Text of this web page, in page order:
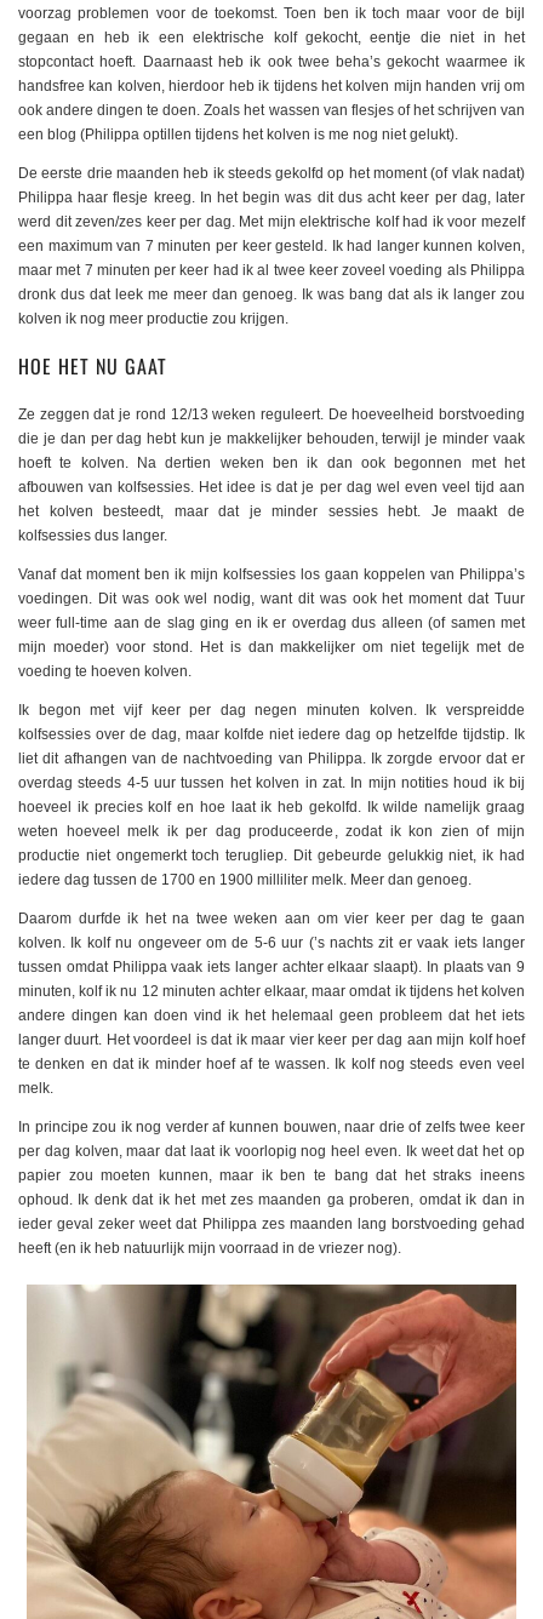
voorzag problemen voor de toekomst. Toen ben ik toch maar voor de bijl
gegaan en heb ik een elektrische kolf gekocht, eentje die niet in het
stopcontact hoeft. Daarnaast heb ik ook twee beha’s gekocht waarmee ik
handsfree kan kolven, hierdoor heb ik tijdens het kolven mijn handen vrij om
ook andere dingen te doen. Zoals het wassen van flesjes of het schrijven van
een blog (Philippa optillen tijdens het kolven is me nog niet gelukt).
De eerste drie maanden heb ik steeds gekolfd op het moment (of vlak nadat)
Philippa haar flesje kreeg. In het begin was dit dus acht keer per dag, later
werd dit zeven/zes keer per dag. Met mijn elektrische kolf had ik voor mezelf
een maximum van 7 minuten per keer gesteld. Ik had langer kunnen kolven,
maar met 7 minuten per keer had ik al twee keer zoveel voeding als Philippa
dronk dus dat leek me meer dan genoeg. Ik was bang dat als ik langer zou
kolven ik nog meer productie zou krijgen.
HOE HET NU GAAT
Ze zeggen dat je rond 12/13 weken reguleert. De hoeveelheid borstvoeding
die je dan per dag hebt kun je makkelijker behouden, terwijl je minder vaak
hoeft te kolven. Na dertien weken ben ik dan ook begonnen met het
afbouwen van kolfsessies. Het idee is dat je per dag wel even veel tijd aan
het kolven besteedt, maar dat je minder sessies hebt. Je maakt de
kolfsessies dus langer.
Vanaf dat moment ben ik mijn kolfsessies los gaan koppelen van Philippa’s
voedingen. Dit was ook wel nodig, want dit was ook het moment dat Tuur
weer full-time aan de slag ging en ik er overdag dus alleen (of samen met
mijn moeder) voor stond. Het is dan makkelijker om niet tegelijk met de
voeding te hoeven kolven.
Ik begon met vijf keer per dag negen minuten kolven. Ik verspreidde
kolfsessies over de dag, maar kolfde niet iedere dag op hetzelfde tijdstip. Ik
liet dit afhangen van de nachtvoeding van Philippa. Ik zorgde ervoor dat er
overdag steeds 4-5 uur tussen het kolven in zat. In mijn notities houd ik bij
hoeveel ik precies kolf en hoe laat ik heb gekolfd. Ik wilde namelijk graag
weten hoeveel melk ik per dag produceerde, zodat ik kon zien of mijn
productie niet ongemerkt toch terugliep. Dit gebeurde gelukkig niet, ik had
iedere dag tussen de 1700 en 1900 milliliter melk. Meer dan genoeg.
Daarom durfde ik het na twee weken aan om vier keer per dag te gaan
kolven. Ik kolf nu ongeveer om de 5-6 uur (’s nachts zit er vaak iets langer
tussen omdat Philippa vaak iets langer achter elkaar slaapt). In plaats van 9
minuten, kolf ik nu 12 minuten achter elkaar, maar omdat ik tijdens het kolven
andere dingen kan doen vind ik het helemaal geen probleem dat het iets
langer duurt. Het voordeel is dat ik maar vier keer per dag aan mijn kolf hoef
te denken en dat ik minder hoef af te wassen. Ik kolf nog steeds even veel
melk.
In principe zou ik nog verder af kunnen bouwen, naar drie of zelfs twee keer
per dag kolven, maar dat laat ik voorlopig nog heel even. Ik weet dat het op
papier zou moeten kunnen, maar ik ben te bang dat het straks ineens
ophoud. Ik denk dat ik het met zes maanden ga proberen, omdat ik dan in
ieder geval zeker weet dat Philippa zes maanden lang borstvoeding gehad
heeft (en ik heb natuurlijk mijn voorraad in de vriezer nog).